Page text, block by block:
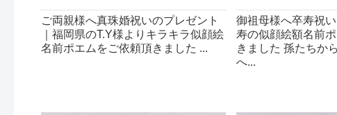
ご両親様へ真珠婚祝いのプレゼント
｜福岡県のT.Y様よりキラキラ似顔絵
名前ポエムをご依頼頂きました ...
御祖母様へ卒寿祝
寿の似顔絵額名前
きました 孫たちか
へ...